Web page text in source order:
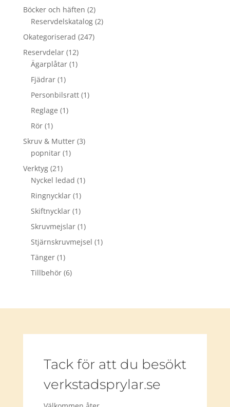
Böcker och häften (2)
Reservdelskatalog (2)
Okategoriserad (247)
Reservdelar (12)
Ägarplåtar (1)
Fjädrar (1)
Personbilsratt (1)
Reglage (1)
Rör (1)
Skruv & Mutter (3)
popnitar (1)
Verktyg (21)
Nyckel ledad (1)
Ringnycklar (1)
Skiftnycklar (1)
Skruvmejslar (1)
Stjärnskruvmejsel (1)
Tänger (1)
Tillbehör (6)
Tack för att du besökt
verkstadsprylar.se